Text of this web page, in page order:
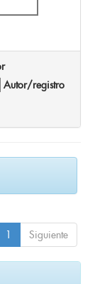
Autor/registro
1 Siguiente